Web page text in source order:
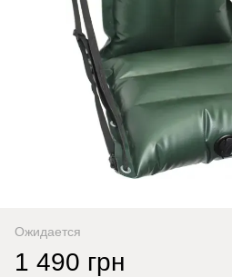
Ожидается
1 490 грн